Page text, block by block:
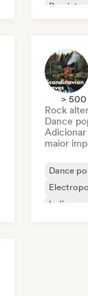
Pop
>
Rock
Dance
Adicionar
maior
Dance
Indie pop